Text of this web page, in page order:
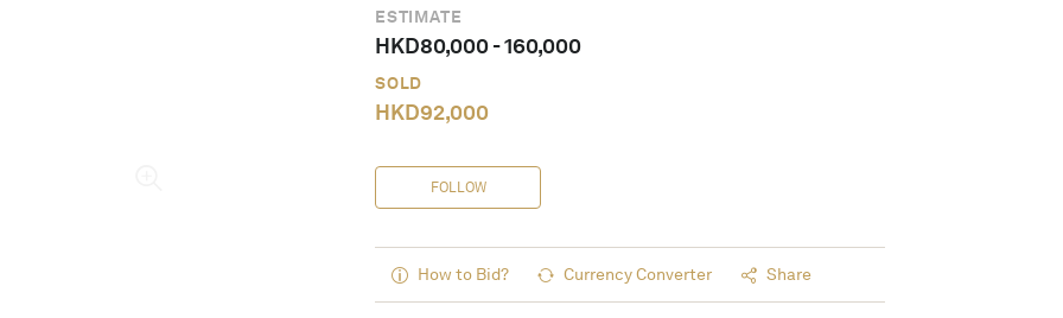
ESTIMATE
HKD80,000-160,000
SOLD
HKD92,000
FOLLOW
How to Bid? Currency Converter Share